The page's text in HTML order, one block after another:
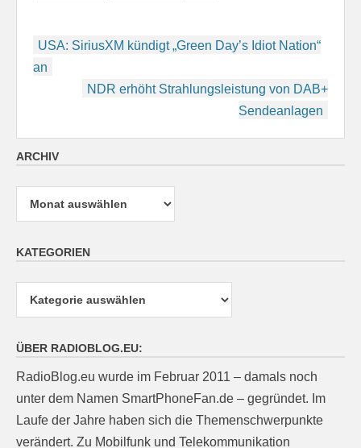
Beitragsnavigation
USA: SiriusXM kündigt „Green Day’s Idiot Nation“
an
NDR erhöht Strahlungsleistung von DAB+
Sendeanlagen
ARCHIV
Archiv
KATEGORIEN
ÜBER RADIOBLOG.EU:
RadioBlog.eu wurde im Februar 2011 – damals noch
unter dem Namen SmartPhoneFan.de – gegründet. Im
Laufe der Jahre haben sich die Themenschwerpunkte
verändert. Zu Mobilfunk und Telekommunikation